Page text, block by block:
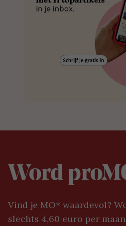
Word
Vind je MO* waardevol?
slechts 4,60 euro per